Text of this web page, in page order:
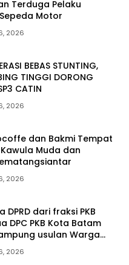
Terduga Pelaku
Motor
2026
BEBAS STUNTING,
TINGGI DORONG
CATIN
2026
dan Bakmi Tempat
Muda dan
2026
DPRD dari fraksi PKB
DPC PKB Kota Batam
usulan Warga
Jalan, Ambulans, dan
2026